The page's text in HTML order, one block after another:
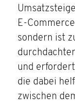
E-
sondern ist
und
die dabei
zwischen